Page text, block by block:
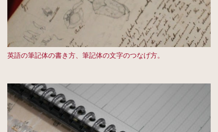
英語の筆記体の書き方、筆記体の文字のつなげ方。